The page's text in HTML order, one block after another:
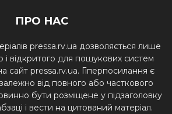
ПРО НАС
pressa.rv.ua дозволяється лише
і відкритого для пошукових систем
сайт pressa.rv.ua. Гіперпосилання є
від повного або часткового
бути розміщене у підзаголовку
і вести на цитований матеріал.